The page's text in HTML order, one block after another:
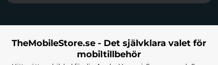
TheMobileStore.se - Det självklara valet för
mobiltillbehör